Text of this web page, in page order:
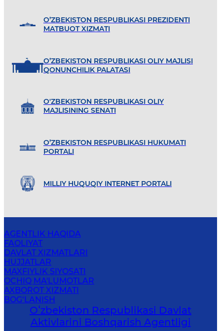
O’ZBEKISTON RESPUBLIKASI PREZIDENTI
MATBUOT XIZMATI
O’ZBEKISTON RESPUBLIKASI OLIY MAJLISI
QONUNCHILIK PALATASI
O'ZBEKISTON RESPUBLIKASI OLIY
MAJLISINING SENATI
O’ZBEKISTON RESPUBLIKASI HUKUMATI
PORTALI
MILLIY HUQUQIY INTERNET PORTALI
AGENTLIK HAQIDA
FAOLIYAT
DAVLAT XIZMATLARI
HUJJATLAR
MAXFIYLIK SIYOSATI
OCHIQ MA'LUMOTLAR
AXBOROT XIZMATI
BOG‘LANISH
Oʻzbekiston Respublikasi Davlat
Aktivlarini Boshqarish Agentligi